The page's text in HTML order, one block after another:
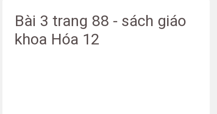
Bài 3 trang 88 - sách giáo
khoa Hóa 12